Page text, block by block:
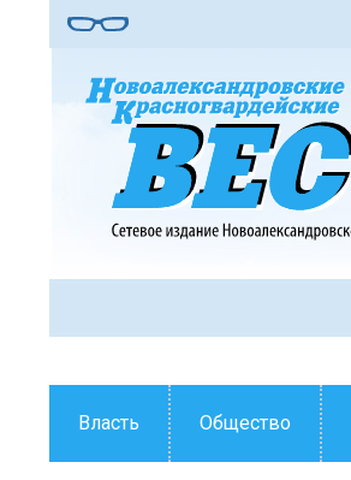
Власть Общество